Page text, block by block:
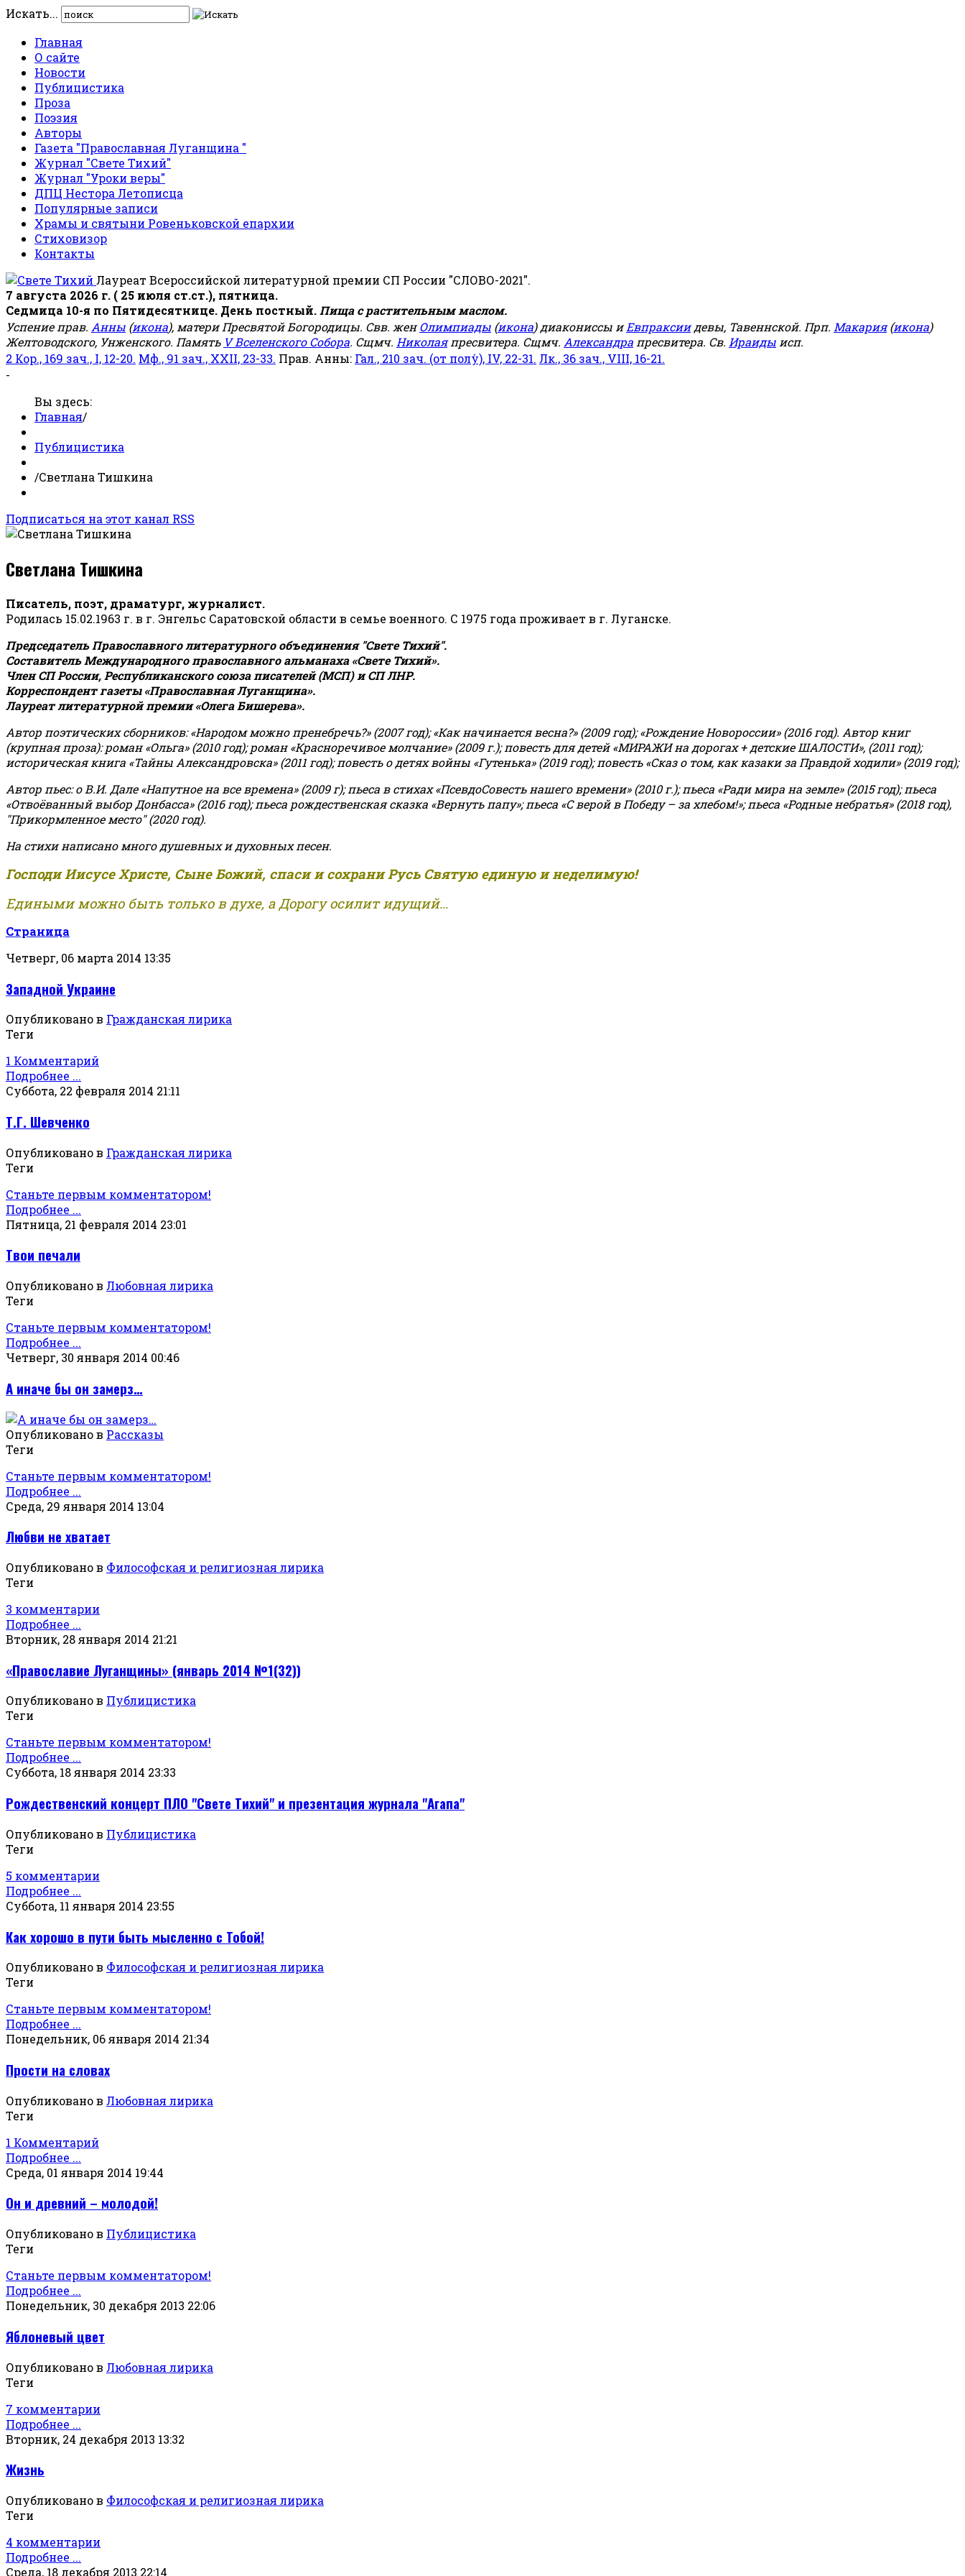
Искать...
Главная
О сайте
Новости
Публицистика
Проза
Поэзия
Авторы
Газета "Православная Луганщина "
Журнал "Свете Тихий"
Журнал "Уроки веры"
ДПЦ Нестора Летописца
Популярные записи
Храмы и святыни Ровеньковской епархии
Стиховизор
Контакты
Лауреат Всероссийской литературной премии СП России "СЛОВО-2021".
7 августа 2026 г. ( 25 июля ст.ст.), пятница.
Седмица 10-я по Пятидесятнице. День постный. Пища с растительным маслом.
Успение прав. Анны (икона), матери Пресвятой Богородицы. Свв. женОлимпиады (икона) диакониссы иЕвпраксиидевы, Тавеннской. Прп. Макария(икона)
Желтоводского, Унженского. Память V Вселенского Собора. Сщмч. Николаяпресвитера. Сщмч. Александра пресвитера. Св. Ираиды исп.
2 Кор., 169 зач., I, 12-20. Мф., 91 зач., XXII, 23-33. Прав. Анны: Гал., 210 зач. (от полу́), IV, 22-31. Лк., 36 зач., VIII, 16-21.
-
Вы здесь:
Главная/
Публицистика
/Светлана Тишкина
Подписаться на этот канал RSS
Светлана Тишкина
Писатель, поэт, драматург, журналист.
Родилась 15.02.1963 г. в г. Энгельс Саратовской области в семье военного. С 1975 года проживает в г. Луганске.
Председатель Православного литературного объединения "Свете Тихий".
Составитель Международного православного альманаха «Свете Тихий».
Член СП России, Республиканского союза писателей (МСП) и СП ЛНР.
Корреспондент газеты «Православная Луганщина».
Лауреат литературной премии «Олега Бишерева».
Автор поэтических сборников: «Народом можно пренебречь?» (2007 год); «Как начинается весна?» (2009 год); «Рождение Новороссии» (2016 год). Автор книг
(крупная проза): роман «Ольга» (2010 год); роман «Красноречивое молчание» (2009 г.); повесть для детей «МИРАЖИ на дорогах + детские ШАЛОСТИ», (2011 год);
историческая книга «Тайны Александровска» (2011 год); повесть о детях войны «Гутенька» (2019 год); повесть «Сказ о том, как казаки за Правдой ходили» (2019 год);
Автор пьес: о В.И. Дале «Напутное на все времена» (2009 г); пьеса в стихах «ПсевдоСовесть нашего времени» (2010 г.); пьеса «Ради мира на земле» (2015 год); пьеса
«Отвоёванный выбор Донбасса» (2016 год); пьеса рождественская сказка «Вернуть папу»; пьеса «С верой в Победу – за хлебом!»;пьеса «Родные небратья» (2018 год),
"Прикормленное место" (2020 год).
На стихи написано много душевных и духовных песен.
Господи Иисусе Христе, Сыне Божий, спаси и сохрани Русь Святую единую и неделимую!
Едиными можно быть только в духе, а Дорогу осилит идущий...
Страница
Четверг, 06 марта 2014 13:35
Западной Украине
Опубликовано в Гражданская лирика
Теги
1 Комментарий
Подробнее ...
Суббота, 22 февраля 2014 21:11
Т.Г. Шевченко
Опубликовано в Гражданская лирика
Теги
Станьте первым комментатором!
Подробнее ...
Пятница, 21 февраля 2014 23:01
Твои печали
Опубликовано в Любовная лирика
Теги
Станьте первым комментатором!
Подробнее ...
Четверг, 30 января 2014 00:46
А иначе бы он замерз…
Опубликовано в Рассказы
Теги
Станьте первым комментатором!
Подробнее ...
Среда, 29 января 2014 13:04
Любви не хватает
Опубликовано в Философская и религиозная лирика
Теги
3 комментарии
Подробнее ...
Вторник, 28 января 2014 21:21
«Православие Луганщины» (январь 2014 №1(32))
Опубликовано в Публицистика
Теги
Станьте первым комментатором!
Подробнее ...
Суббота, 18 января 2014 23:33
Рождественский концерт ПЛО "Свете Тихий" и презентация журнала "Агапа"
Опубликовано в Публицистика
Теги
5 комментарии
Подробнее ...
Суббота, 11 января 2014 23:55
Как хорошо в пути быть мысленно с Тобой!
Опубликовано в Философская и религиозная лирика
Теги
Станьте первым комментатором!
Подробнее ...
Понедельник, 06 января 2014 21:34
Прости на словах
Опубликовано в Любовная лирика
Теги
1 Комментарий
Подробнее ...
Среда, 01 января 2014 19:44
Он и древний – молодой!
Опубликовано в Публицистика
Теги
Станьте первым комментатором!
Подробнее ...
Понедельник, 30 декабря 2013 22:06
Яблоневый цвет
Опубликовано в Любовная лирика
Теги
7 комментарии
Подробнее ...
Вторник, 24 декабря 2013 13:32
Жизнь
Опубликовано в Философская и религиозная лирика
Теги
4 комментарии
Подробнее ...
Среда, 18 декабря 2013 22:14